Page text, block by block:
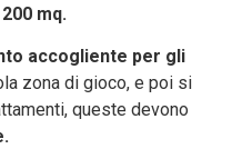
mq.
accogliente per gli
zona di gioco, e poi si
queste devono